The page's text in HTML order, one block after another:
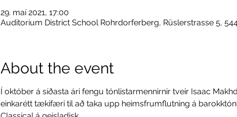
29. maí 2021, 17:00
Auditorium District School Rohrdorferberg, Rüslerstrasse 5,
About the event
Í október á síðasta ári fengu tónlistarmennirnir tveir Isaac
einkarétt tækifæri til að taka upp heimsfrumflutning á